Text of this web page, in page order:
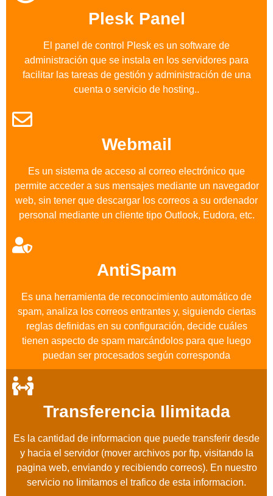
Plesk Panel
El panel de control Plesk es un software de
administración que se instala en los servidores para
facilitar las tareas de gestión y administración de una
cuenta o servicio de hosting..
Webmail
Es un sistema de acceso al correo electrónico que
permite acceder a sus mensajes mediante un navegador
web, sin tener que descargar los correos a su ordenador
personal mediante un cliente tipo Outlook, Eudora, etc.
AntiSpam
Es una herramienta de reconocimiento automático de
spam, analiza los correos entrantes y, siguiendo ciertas
reglas definidas en su configuración, decide cuáles
tienen aspecto de spam marcándolos para que luego
puedan ser procesados según corresponda
Transferencia Ilimitada
Es la cantidad de informacion que puede transferir desde
y hacia el servidor (mover archivos por ftp, visitando la
pagina web, enviando y recibiendo correos). En nuestro
servicio no limitamos el trafico de esta informacion.